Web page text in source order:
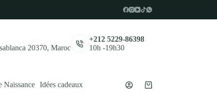
20370, Maroc
+212 5229-86398
10h -19h30
Naissance Idées cadeaux
Panier